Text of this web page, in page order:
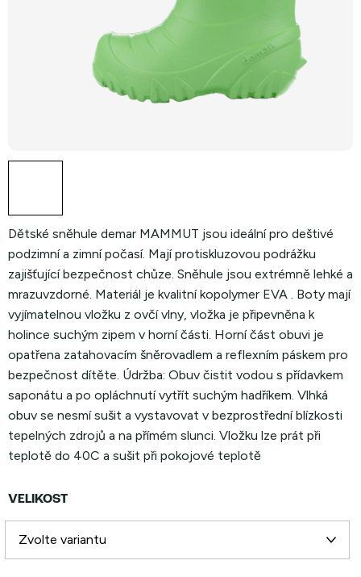
Dětské sněhule demar MAMMUT jsou ideální pro deštivé
podzimní a zimní počasí. Mají protiskluzovou podrážku
zajišťující bezpečnost chůze. Sněhule jsou extrémně lehké a
mrazuvzdorné. Materiál je kvalitní kopolymer EVA . Boty mají
vyjímatelnou vložku z ovčí vlny, vložka je připevněna k
holince suchým zipem v horní části. Horní část obuvi je
opatřena zatahovacím šněrovadlem a reflexním páskem pro
bezpečnost dítěte. Údržba: Obuv čistit vodou s přídavkem
saponátu a po opláchnutí vytřít suchým hadříkem. Vlhká
obuv se nesmí sušit a vystavovat v bezprostřední blízkosti
tepelných zdrojů a na přímém slunci. Vložku lze prát při
teplotě do 40C a sušit při pokojové teplotě
VELIKOST